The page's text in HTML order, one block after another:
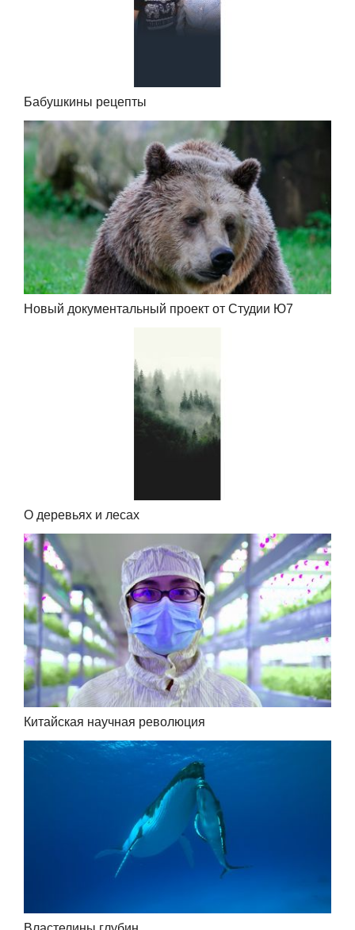
Бабушкины рецепты
Новый документальный проект от Студии Ю7
О деревьях и лесах
Китайская научная революция